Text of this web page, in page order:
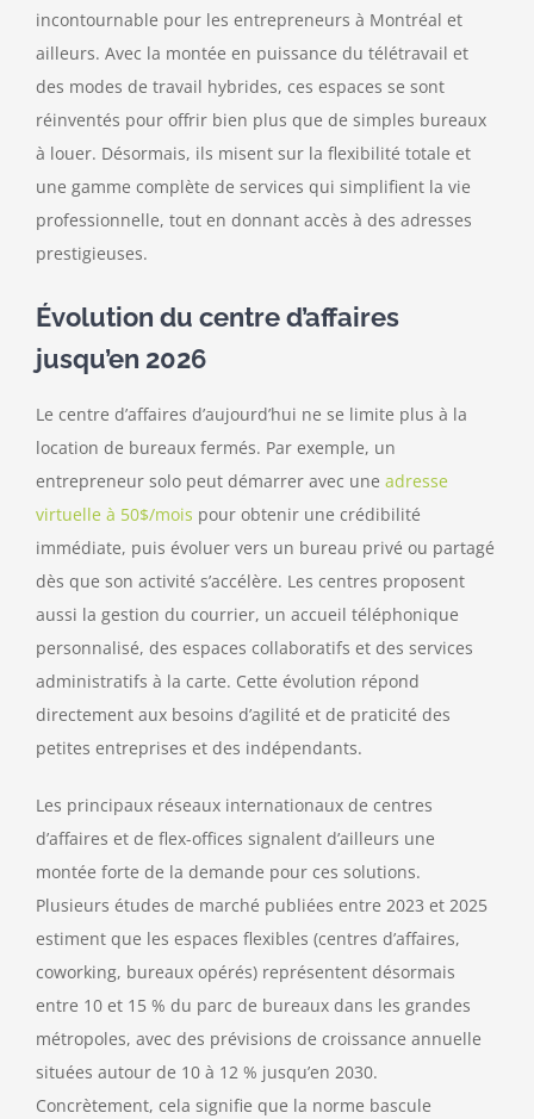
incontournable pour les entrepreneurs à Montréal et
ailleurs. Avec la montée en puissance du télétravail et
des modes de travail hybrides, ces espaces se sont
réinventés pour offrir bien plus que de simples bureaux
à louer. Désormais, ils misent sur la flexibilité totale et
une gamme complète de services qui simplifient la vie
professionnelle, tout en donnant accès à des adresses
prestigieuses.
Évolution du centre d’affaires
jusqu’en 2026
Le centre d’affaires d’aujourd’hui ne se limite plus à la
location de bureaux fermés. Par exemple, un
entrepreneur solo peut démarrer avec une adresse
virtuelle à 50$/mois pour obtenir une crédibilité
immédiate, puis évoluer vers un bureau privé ou partagé
dès que son activité s’accélère. Les centres proposent
aussi la gestion du courrier, un accueil téléphonique
personnalisé, des espaces collaboratifs et des services
administratifs à la carte. Cette évolution répond
directement aux besoins d’agilité et de praticité des
petites entreprises et des indépendants.
Les principaux réseaux internationaux de centres
d’affaires et de flex-offices signalent d’ailleurs une
montée forte de la demande pour ces solutions.
Plusieurs études de marché publiées entre 2023 et 2025
estiment que les espaces flexibles (centres d’affaires,
coworking, bureaux opérés) représentent désormais
entre 10 et 15 % du parc de bureaux dans les grandes
métropoles, avec des prévisions de croissance annuelle
situées autour de 10 à 12 % jusqu’en 2030.
Concrètement, cela signifie que la norme bascule